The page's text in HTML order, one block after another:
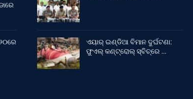
ଏୟାର୍ ଇଣ୍ଡିଆ ବିମାନ ଦୁର୍ଘଟଣା:
ଫୁଏଲ୍‌ କଣ୍ଟ୍ରୋଲ୍‌ ସ୍ବିଚ୍‌ରେ …